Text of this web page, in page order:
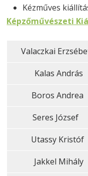
Kézműves
Képzőművészeti
Valaczkai
Kalas András
Boros Andrea
Seres József
Utassy Kristóf
Jakkel Mihály